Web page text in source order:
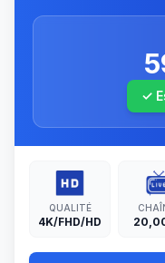
✓
QUALITÉ
4K/FHD/HD